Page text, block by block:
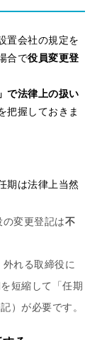
置会社の規定を
合で役員変更登
で法律上の扱い
把握しておきま
期は法律上当然
の変更登記は不
外れる取締役に
短縮して「任期
）が必要です。